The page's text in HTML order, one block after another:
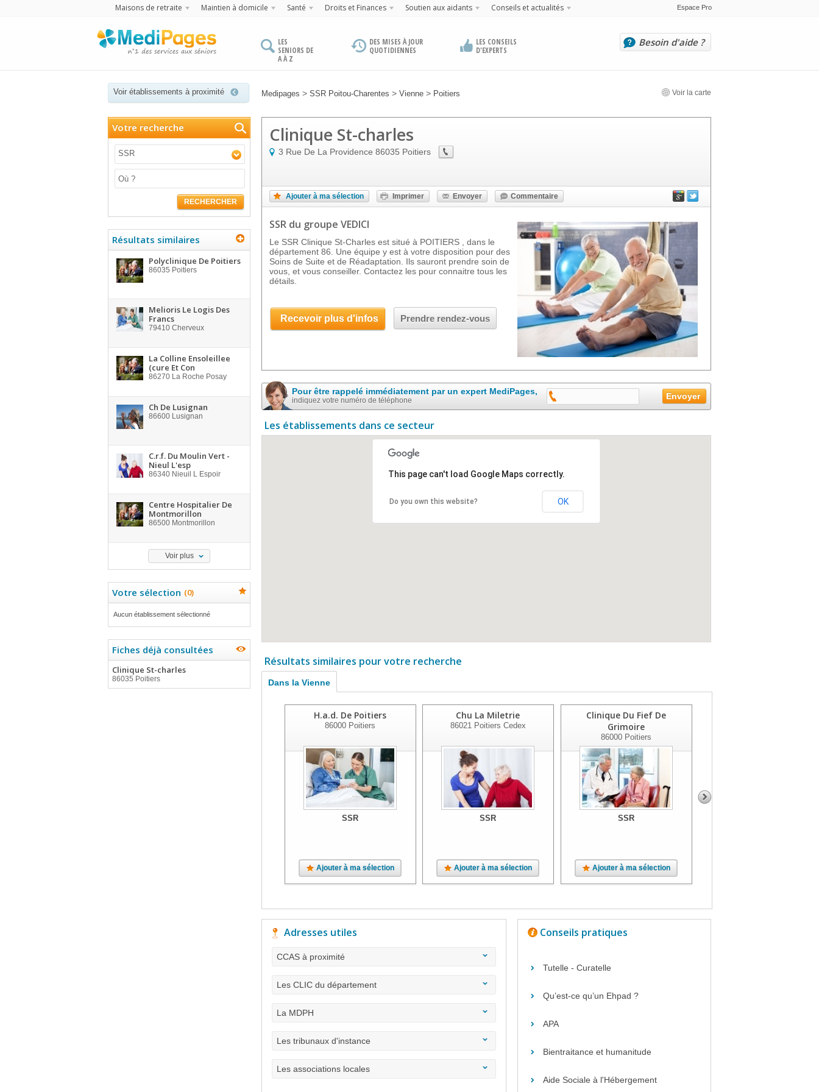
Maisons de retraite Maintien à domicile Santé Droits et Finances Soutien aux aidants Conseils et actualités Espace Pro
LES
SENIORS DE
A À Z
DES MISES À JOUR
QUOTIDIENNES
LES CONSEILS
D'EXPERTS
Besoin d'aide ?
Voir établissements à proximité Medipages > SSR Poitou-Charentes > Vienne > Poitiers Voir la carte
Votre recherche
SSR
RECHERCHER
Résultats similaires
Polyclinique De Poitiers
86035 Poitiers
Melioris Le Logis Des
Francs
79410 Cherveux
La Colline Ensoleillee
(cure Et Con
86270 La Roche Posay
Ch De Lusignan
86600 Lusignan
C.r.f. Du Moulin Vert -
Nieul L'esp
86340 Nieuil L Espoir
Centre Hospitalier De
Montmorillon
86500 Montmorillon
Voir plus
Votre sélection (0)
Aucun établissement sélectionné
Fiches déjà consultées
Clinique St-charles
86035 Poitiers
Clinique St-charles
3 Rue De La Providence 86035 Poitiers
Ajouter à ma sélection Imprimer Envoyer Commentaire
SSR du groupe VEDICI
Le SSR Clinique St-Charles est situé à POITIERS , dans le
département 86. Une équipe y est à votre disposition pour des
Soins de Suite et de Réadaptation. Ils sauront prendre soin de
vous, et vous conseiller. Contactez les pour connaitre tous les
détails.
Recevoir plus d'infos Prendre rendez-vous
Pour être rappelé immédiatement par un expert MediPages,
indiquez votre numéro de téléphone
Les établissements dans ce secteur
This page can't load Google Maps correctly.
Do you own this website? OK
Résultats similaires pour votre recherche
Dans la Vienne
H.a.d. De Poitiers
86000 Poitiers
SSR
Ajouter à ma sélection
Chu La Miletrie
86021Poitiers Cedex
SSR
Ajouter à ma sélection
Clinique Du Fief De
Grimoire
86000Poitiers
SSR
Ajouter à ma sélection
Adresses utiles
CCAS à proximité
Les CLIC du département
La MDPH
Les tribunaux d'instance
Les associations locales
Conseils pratiques
Tutelle - Curatelle
Qu’est-ce qu’un Ehpad ?
APA
Bientraitance et humanitude
Aide Sociale à l'Hébergement